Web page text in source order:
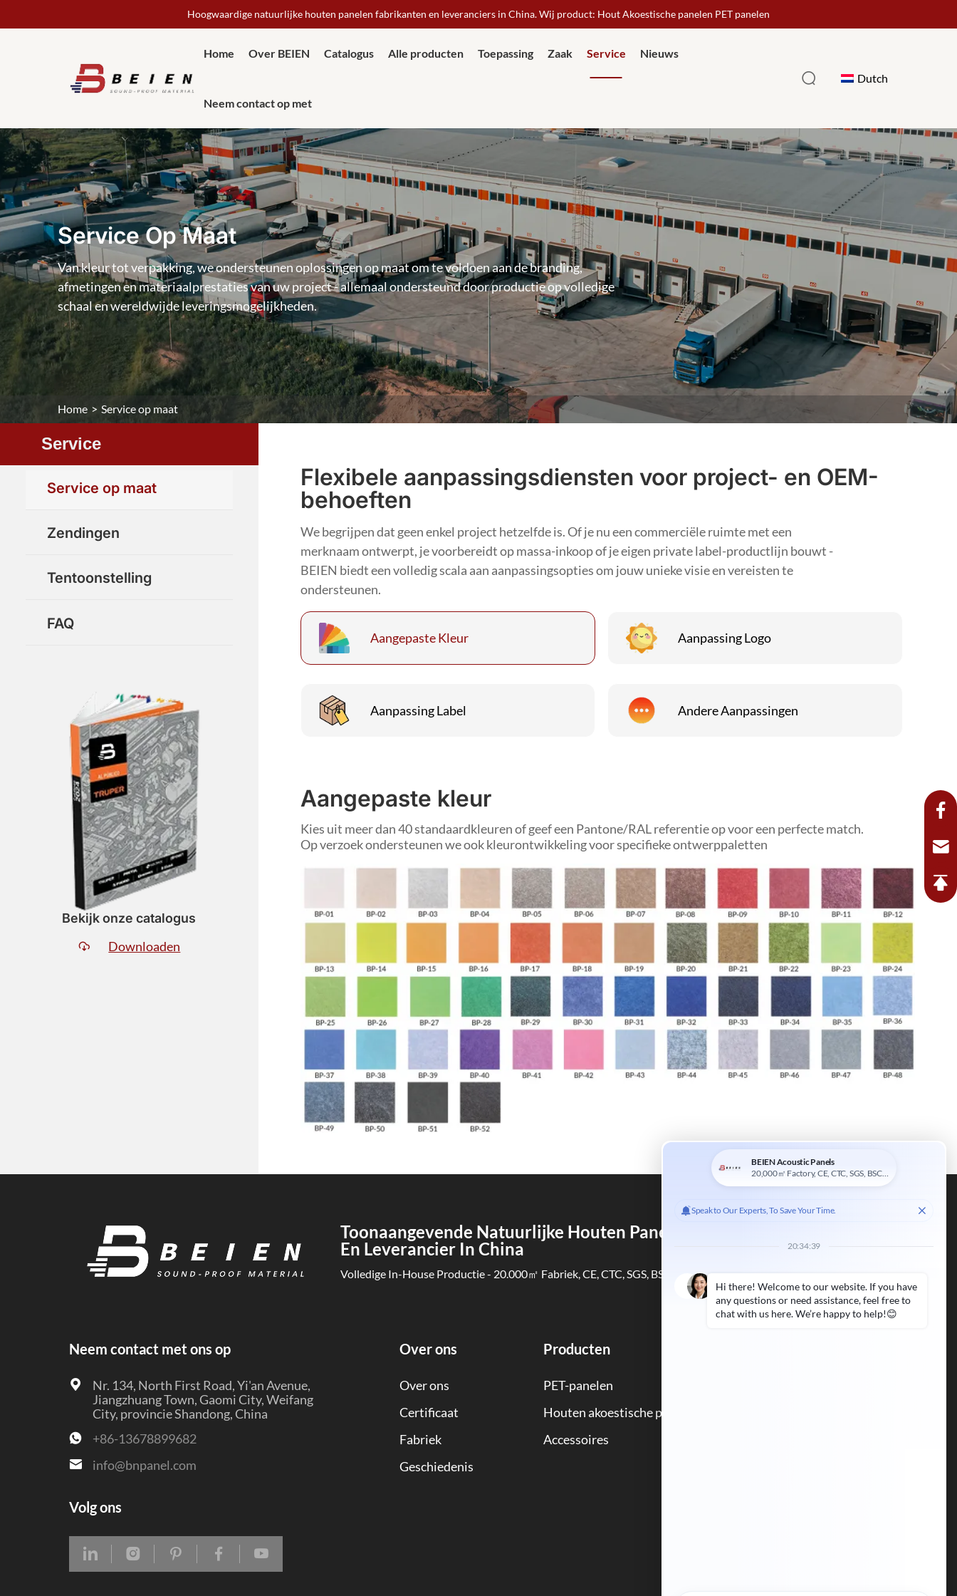
Hoogwaardige natuurlijke houten panelen fabrikanten en leveranciers in China. Wij product: Hout Akoestische panelen PET panelen
Home Over BEIEN Catalogus Alle producten Toepassing Zaak Service Nieuws
Neem contact op met
Dutch
Service Op Maat
Van kleur tot verpakking, we ondersteunen oplossingen op maat om te voldoen aan de branding,
afmetingen en materiaalprestaties van uw project - allemaal ondersteund door productie op volledige
schaal en wereldwijde leveringsmogelijkheden.
Home > Service op maat
Service
Service op maat
Zendingen
Tentoonstelling
FAQ
Bekijk onze catalogus
Downloaden
Flexibele aanpassingsdiensten voor project- en OEM-
behoeften
We begrijpen dat geen enkel project hetzelfde is. Of je nu een commerciële ruimte met een
merknaam ontwerpt, je voorbereidt op massa-inkoop of je eigen private label-productlijn bouwt -
BEIEN biedt een volledig scala aan aanpassingsopties om jouw unieke visie en vereisten te
ondersteunen.
Aangepaste Kleur Aanpassing Logo
Aanpassing Label Andere Aanpassingen
Aangepaste kleur
Kies uit meer dan 40 standaardkleuren of geef een Pantone/RAL referentie op voor een perfecte match.
Op verzoek ondersteunen we ook kleurontwikkeling voor specifieke ontwerppaletten
Toonaangevende Natuurlijke Houten Panelen & PET Panelen Fabrikant
En Leverancier In China
Volledige In-House Productie - 20.000㎡ Fabriek, CE, CTC, SGS, BSCI & FSC-Gecertificeerd
Neem contact met ons op
Nr. 134, North First Road, Yi'an Avenue,
Jiangzhuang Town, Gaomi City, Weifang
City, provincie Shandong, China
+86-13678899682
info@bnpanel.com
Over ons
Over ons
Certificaat
Fabriek
Geschiedenis
Producten
PET-panelen
Houten akoestische panelen
Accessoires
Volg ons